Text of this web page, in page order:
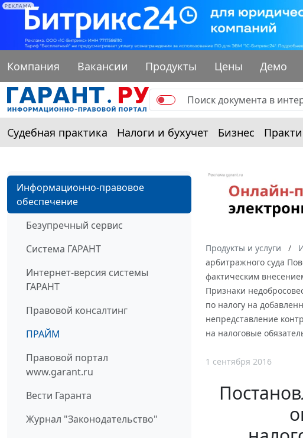
РЕКЛАМА
Компания Вакансии Продукты Цены Демо
Судебная практика Налоги и бухучет Бизнес
Информационно-правовое
обеспечение
Безупречный сервис
Система ГАРАНТ
Интернет-версия системы
ГАРАНТ
Правовой консалтинг
ПРАЙМ
Правовой портал
www.garant.ru
Вести Гаранта
Журнал "Законодательство"
Продукты и услуги
арбитражного суда
фактическим
Признаки
по налогу на
непредставление
на налоговые
1 сентября 2016